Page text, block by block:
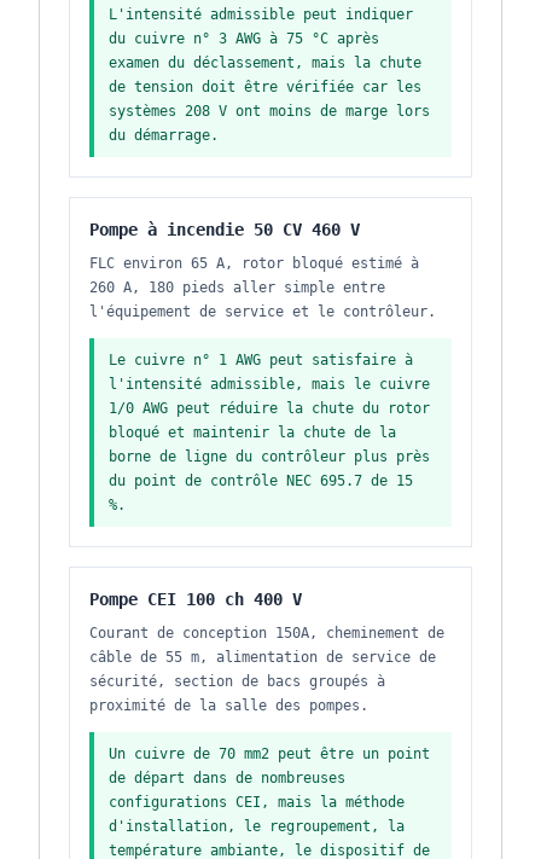
L'intensité admissible peut indiquer
du cuivre n° 3 AWG à 75 °C après
examen du déclassement, mais la chute
de tension doit être vérifiée car les
systèmes 208 V ont moins de marge lors
du démarrage.
Pompe à incendie 50 CV 460 V
FLC environ 65 A, rotor bloqué estimé à
260 A, 180 pieds aller simple entre
l'équipement de service et le contrôleur.
Le cuivre n° 1 AWG peut satisfaire à
l'intensité admissible, mais le cuivre
1/0 AWG peut réduire la chute du rotor
bloqué et maintenir la chute de la
borne de ligne du contrôleur plus près
du point de contrôle NEC 695.7 de 15
%.
Pompe CEI 100 ch 400 V
Courant de conception 150A, cheminement de
câble de 55 m, alimentation de service de
sécurité, section de bacs groupés à
proximité de la salle des pompes.
Un cuivre de 70 mm2 peut être un point
de départ dans de nombreuses
configurations CEI, mais la méthode
d'installation, le regroupement, la
température ambiante, le dispositif de